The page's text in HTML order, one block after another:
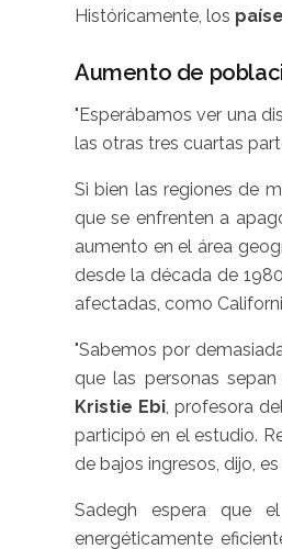
Históricamente, los
Aumento de
"Esperábamos ver una
las otras tres cuartas
Si bien las regiones de
que se enfrenten a
aumento en el área
desde la década de
afectadas, como
"Sabemos por
que las personas
Kristie Ebi, profesora
participó en el estudio.
de bajos ingresos, dijo,
Sadegh espera que
energéticamente